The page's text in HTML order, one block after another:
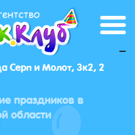
Серп и Молот, 3к2, 2
_
праздников в
области